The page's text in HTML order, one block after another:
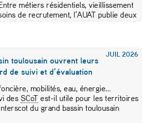
métiers résidentiels, vieillissement
de recrutement, l’AUAT publie deux
JUIL 2026
toulousain ouvrent leurs
de suivi et d’évaluation
mobilités, eau, énergie…
des SCoT est-il utile pour les territoires
du grand bassin toulousain